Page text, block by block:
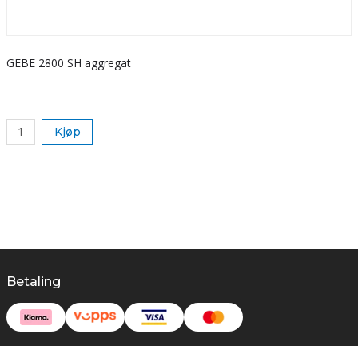
GEBE 2800 SH aggregat
Kjøp
Betaling